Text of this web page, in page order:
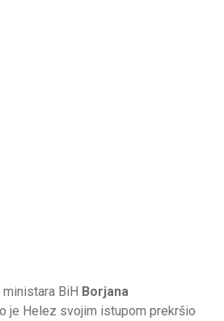
BiH Borjana
je Helez svojim istupom prekršio